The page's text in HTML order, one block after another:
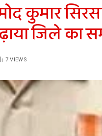
कुमार
जिले का
7VIEWS